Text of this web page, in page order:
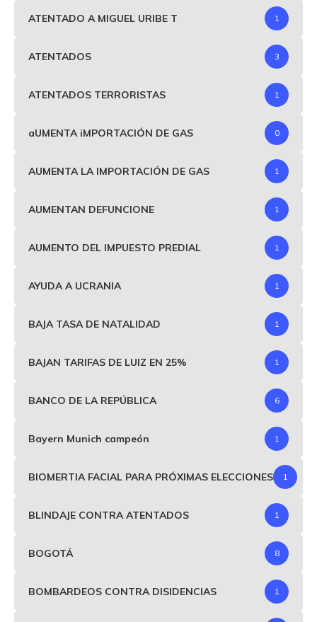
ATENTADO A MIGUEL URIBE T 1
ATENTADOS 3
ATENTADOS TERRORISTAS 1
aUMENTA iMPORTACIÓN DE GAS 0
AUMENTA LA IMPORTACIÓN DE GAS 1
AUMENTAN DEFUNCIONE 1
AUMENTO DEL IMPUESTO PREDIAL 1
AYUDA A UCRANIA 1
BAJA TASA DE NATALIDAD 1
BAJAN TARIFAS DE LUIZ EN 25% 1
BANCO DE LA REPÚBLICA 6
Bayern Munich campeón 1
BIOMERTIA FACIAL PARA PRÓXIMAS ELECCIONES 1
BLINDAJE CONTRA ATENTADOS 1
BOGOTÁ 8
BOMBARDEOS CONTRA DISIDENCIAS 1